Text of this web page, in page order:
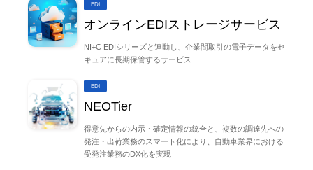
EDI
オンラインEDIストレージサービス
NI+C EDIシリーズと連動し、企業間取引の電子データをセ
キュアに長期保管するサービス
EDI
NEOTier
得意先からの内示・確定情報の統合と、複数の調達先への
発注・出荷業務のスマート化により、自動車業界における
受発注業務のDX化を実現